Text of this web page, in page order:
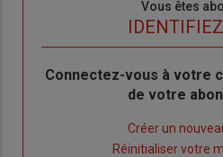
Vous êtes
Body
Connectez-vous à votre
de votre
Créer un
Réinitialiser votre